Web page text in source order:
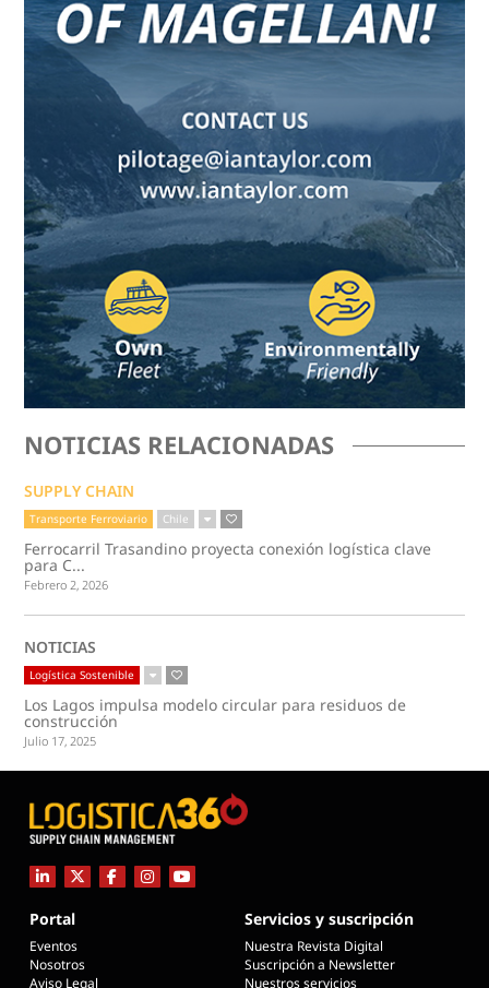
NOTICIAS RELACIONADAS
SUPPLY CHAIN
Transporte Ferroviario Chile
Ferrocarril Trasandino proyecta conexión logística clave
para C...
Febrero 2, 2026
NOTICIAS
Logística Sostenible
Los Lagos impulsa modelo circular para residuos de
construcción
Julio 17, 2025
Portal
Eventos
Nosotros
Aviso Legal
Servicios y suscripción
Nuestra Revista Digital
Suscripción a Newsletter
Nuestros servicios